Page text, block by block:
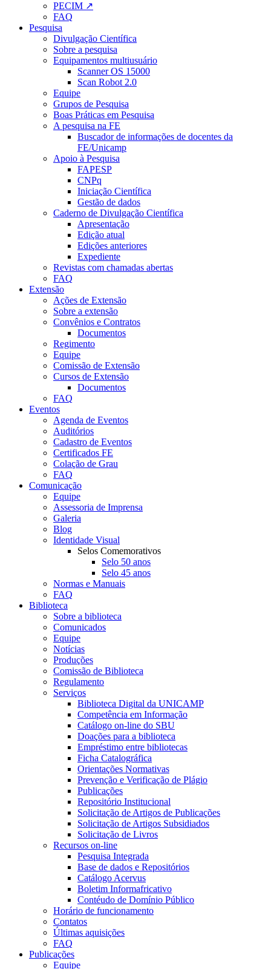
PECIM ↗
FAQ
Pesquisa
Divulgação Científica
Sobre a pesquisa
Equipamentos multiusuário
Scanner OS 15000
Scan Robot 2.0
Equipe
Grupos de Pesquisa
Boas Práticas em Pesquisa
A pesquisa na FE
Buscador de informações de docentes da
FE/Unicamp
Apoio à Pesquisa
FAPESP
CNPq
Iniciação Científica
Gestão de dados
Caderno de Divulgação Científica
Apresentação
Edição atual
Edições anteriores
Expediente
Revistas com chamadas abertas
FAQ
Extensão
Ações de Extensão
Sobre a extensão
Convênios e Contratos
Documentos
Regimento
Equipe
Comissão de Extensão
Cursos de Extensão
Documentos
FAQ
Eventos
Agenda de Eventos
Auditórios
Cadastro de Eventos
Certificados FE
Colação de Grau
FAQ
Comunicação
Equipe
Assessoria de Imprensa
Galeria
Blog
Identidade Visual
Selos Comemorativos
Selo 50 anos
Selo 45 anos
Normas e Manuais
FAQ
Biblioteca
Sobre a biblioteca
Comunicados
Equipe
Notícias
Produções
Comissão de Biblioteca
Regulamento
Serviços
Biblioteca Digital da UNICAMP
Competência em Informação
Catálogo on-line do SBU
Doações para a biblioteca
Empréstimo entre bibliotecas
Ficha Catalográfica
Orientações Normativas
Prevenção e Verificação de Plágio
Publicações
Repositório Institucional
Solicitação de Artigos de Publicações
Solicitação de Artigos Subsidiados
Solicitação de Livros
Recursos on-line
Pesquisa Integrada
Base de dados e Repositórios
Catálogo Acervus
Boletim Informafricativo
Contéudo de Domínio Público
Horário de funcionamento
Contatos
Últimas aquisições
FAQ
Publicações
Equipe